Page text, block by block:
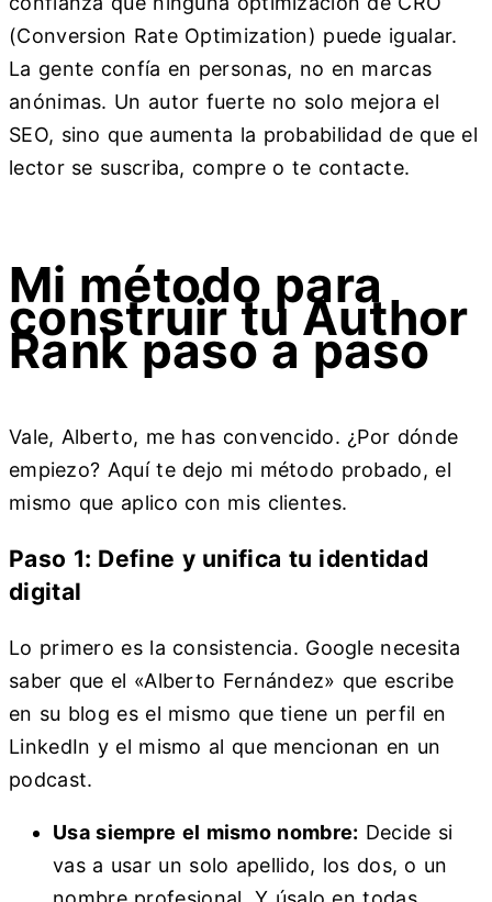
(Conversion Rate Optimization) puede igualar.
La gente confía en personas, no en marcas
anónimas. Un autor fuerte no solo mejora el
SEO, sino que aumenta la probabilidad de que el
lector se suscriba, compre o te contacte.
Mi método para
construir tu Author
Rank paso a paso
Vale, Alberto, me has convencido. ¿Por dónde
empiezo? Aquí te dejo mi método probado, el
mismo que aplico con mis clientes.
Paso 1: Define y unifica tu identidad
digital
Lo primero es la consistencia. Google necesita
saber que el «Alberto Fernández» que escribe
en su blog es el mismo que tiene un perfil en
LinkedIn y el mismo al que mencionan en un
podcast.
Usa siempre el mismo nombre: Decide si
vas a usar un solo apellido, los dos, o un